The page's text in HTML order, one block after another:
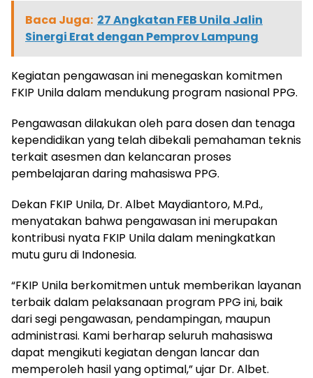
Baca Juga: 27 Angkatan FEB Unila Jalin
Sinergi Erat dengan Pemprov Lampung
Kegiatan pengawasan ini menegaskan komitmen
FKIP Unila dalam mendukung program nasional PPG.
Pengawasan dilakukan oleh para dosen dan tenaga
kependidikan yang telah dibekali pemahaman teknis
terkait asesmen dan kelancaran proses
pembelajaran daring mahasiswa PPG.
Dekan FKIP Unila, Dr. Albet Maydiantoro, M.Pd.,
menyatakan bahwa pengawasan ini merupakan
kontribusi nyata FKIP Unila dalam meningkatkan
mutu guru di Indonesia.
“FKIP Unila berkomitmen untuk memberikan layanan
terbaik dalam pelaksanaan program PPG ini, baik
dari segi pengawasan, pendampingan, maupun
administrasi. Kami berharap seluruh mahasiswa
dapat mengikuti kegiatan dengan lancar dan
memperoleh hasil yang optimal,” ujar Dr. Albet.